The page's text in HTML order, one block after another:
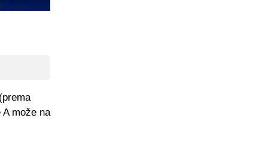
može na